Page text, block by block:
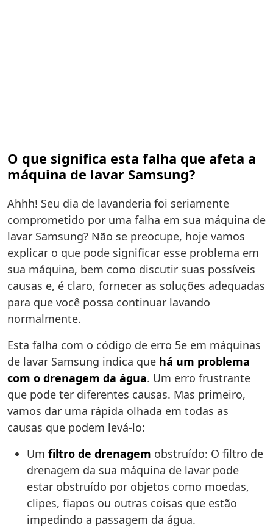
O que significa esta falha que afeta a
máquina de lavar Samsung?
Ahhh! Seu dia de lavanderia foi seriamente
comprometido por uma falha em sua máquina de
lavar Samsung? Não se preocupe, hoje vamos
explicar o que pode significar esse problema em
sua máquina, bem como discutir suas possíveis
causas e, é claro, fornecer as soluções adequadas
para que você possa continuar lavando
normalmente.
Esta falha com o código de erro 5e em máquinas
de lavar Samsung indica que há um problema
com o drenagem da água. Um erro frustrante
que pode ter diferentes causas. Mas primeiro,
vamos dar uma rápida olhada em todas as
causas que podem levá-lo:
Um filtro de drenagem obstruído: O filtro de
drenagem da sua máquina de lavar pode
estar obstruído por objetos como moedas,
clipes, fiapos ou outras coisas que estão
impedindo a passagem da água.